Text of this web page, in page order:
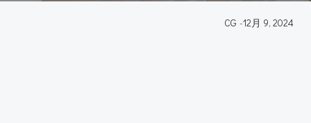
CG -12月 9, 2024